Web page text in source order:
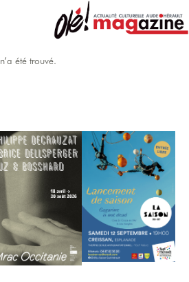
été trouvé.